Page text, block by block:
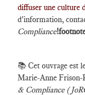
diffuser une culture
d'information,
Compliance
📚 Cet ouvrage est
Marie-Anne Frison-
& Compliance